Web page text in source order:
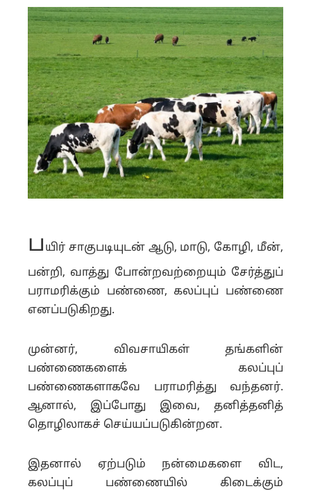
ப யிர் சாகுபடியுடன் ஆடு, மாடு, கோழி, மீன்,
பன்றி, வாத்து போன்றவற்றையும் சேர்த்துப்
பராமரிக்கும் பண்ணை, கலப்புப் பண்ணை
எனப்படுகிறது.
முன்னர், விவசாயிகள் தங்களின்
பண்ணைகளைக் கலப்புப்
பண்ணைகளாகவே பராமரித்து வந்தனர்.
ஆனால், இப்போது இவை, தனித்தனித்
தொழிலாகச் செய்யப்படுகின்றன.
இதனால் ஏற்படும் நன்மைகளை விட,
கலப்புப் பண்ணையில் கிடைக்கும்